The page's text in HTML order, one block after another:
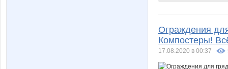
Ограждения
Компостеры!
17.08.2020 в 00:37